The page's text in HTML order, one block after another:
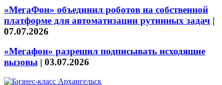
«МегаФон» объединил роботов на собственной
платформе для автоматизации рутинных задач |
07.07.2026
«Мегафон» разрешил подписывать исходящие
вызовы | 03.07.2026